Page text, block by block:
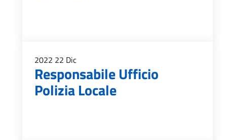
2022 22 Dic
Responsabile Ufficio
Polizia Locale